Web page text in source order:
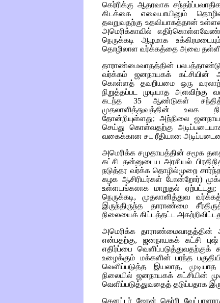
கெர்ரிக்கு ஆதரவாக
கிடக்கை எவையாயினும்
தவறுவதற்கு உதவியாகத்தான்
அமெரிக்காவில்
நெருக்கடி ஆழமாக
தொழிலாள வர்க்கத்தை அவை
தாராண்மைவாதத்தின்
வர்க்கம் ஜனநாயகக் கட்சியின்
கொள்ளத் தவறியமை ஒரு
நிறுத்தப்பட முடியாத அளவிற்கு
கடந்த 35 ஆண்டுகள்
முதலாளித்துவத்தின் உலக
தோன்றியுள்ளது; அந்நிலை
செய்து கொள்வதற்கு
வகைக்கான சட ரீதியான
அமெரிக்க சமுதாயத்தின் சமூக
கட்சி தன்னுடைய அரசியல்
நடுத்தர வர்க்க தொழில்முறை
கழக ஆசிரியர்கள் போன்றோர்)
உள்ளடங்கலாக மாறுதல்
நெருக்கடி, முதலாளித்துவ
இருந்திருந்த தாராண்மை
நிலையைக் கிட்டத்தட்ட
அமெரிக்க தாராண்மைவாதத்தின்
என்பதற்கு, ஜனநாயகக் கட்சி புஷ்
எதிர்ப்பை
உழைக்கும் மக்களின் பரந்த
வெளிப்படுத்த இயலாத,
நிலையில் ஜனநாயகக் கட்சியின்
வெளிப்படுத்துவதைத் தடுப்பதாக
செனட்டர் ஜோன் கெர்ரி